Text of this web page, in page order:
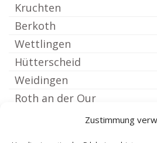
Zustimmung
Kruchten
Berkoth
Wettlingen
Hütterscheid
Weidingen
Roth an der Our